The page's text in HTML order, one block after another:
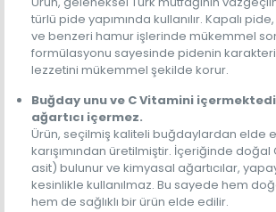
türlü pide yapımında kullanılır. Kapalı
ve benzeri hamur işlerinde mükemmel
formülasyonu sayesinde pidenin
lezzetini mükemmel şekilde korur.
Buğday unu ve C Vitamini
ağartıcı içermez.
Ürün, seçilmiş kaliteli buğdaylardan elde
karışımından üretilmiştir. İçeriğinde
asit) bulunur ve kimyasal ağartıcılar,
kesinlikle kullanılmaz. Bu sayede hem
hem de sağlıklı bir ürün elde edilir.